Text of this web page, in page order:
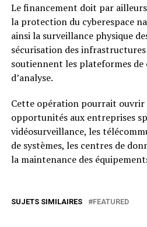
Le financement doit par
la protection du cyberespace
ainsi la surveillance physique
sécurisation des
soutiennent les plateformes
d’analyse.
Cette opération pourrait ouvrir
opportunités aux entreprises
vidéosurveillance, les
de systèmes, les centres de
la maintenance des
SUJETS SIMILAIRES FEATURED